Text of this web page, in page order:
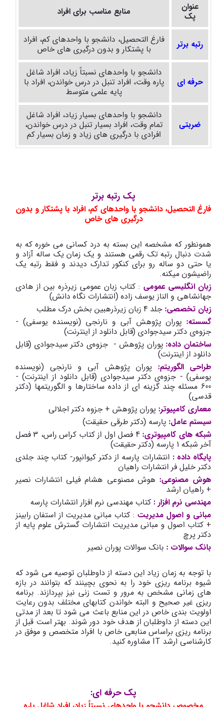
عنوان
پک
منابع مناسب برای افراد
رتبه برتر
فارغ التحصیل، دانشجو با واحدهای کم، افراد
با پشتکار و بدون درگیری های خاص
حرفه ای
دانشجو با واحدهای نسبتاً زیاد، افراد شاغل
پاره وقت، افراد تنبل در درس خواندن، افراد با
پایه علمی متوسط
ضربتی
دانشجو با واحدهای بسیار زیاد، افراد شاغل
تمام وقت، افراد بسیار تنبل در درس خواندن،
افرادی با درگیری های زیاد و زمان بسیار کم
پک رتبه برتر
فارغ التحصیل، دانشجو با واحدهای کم، افراد با پشتکار و بدون
درگیری های خاص
همونطور که مشخصه این بسته به درد کسانی می خوره که به
شدت دنبال رتبه تک رقمی هستند و یک زمان یک ساله آزاد و
یا حتی دو ساله رو برای کنکور تدارک دیدند و فقط رتبه یک
راضیشون میکنه.
زبان انگلیسی عمومی : کتاب زبان عمومی زیرذره بین از هادی
جهانشاهی و الناز یوسف زاده (انتشارات نگاه دانش)
زبان تخصصی: جلد 4 زبان زیرذرهبین بخش درک مطلب
گسسته: پوران پژوهش آبی و نارنجی (نویسنده یوسفی) -
جزوه‌ی دکتر سیدجوادی (قابل دانلود از اینترنت)
ساختمان داده: پوران پژوهش - جزوه‌ی دکتر سیدجوادی (قابل
دانلود از اینترنت)
طراحی الگوریتم: پوران پژوهش آبی و نارنجی (نویسنده
یوسفی) - جزوه‌ی دکتر سیدجوادی (قابل دانلود از اینترنت) -
600 مسئله چند گزینه ای از داده ساختارها و الگوریتم­ها (دکتر
قدسی)
معماری کامپیوتر: پوران پژوهش + جزوه دکتر اجلالی
سیستم عامل: پارسه (دکتر طرقی حقیقت)
شبکه­ های کامپیوتری:
4 فصل اول از کتاب کراس راس، 3 فصل
آخر شبکه 1 پارسه (دکتر حقیقت)
پایگاه داده : انتشارات پارسه از دکتر کیوانپور- کتاب چند جلدی
دکتر خلیل فر انتشارات راهیان
هوش مصنوعی: هوش مصنوعی هشام فیلی انتشارات نصیر
+ راهیان ارشد
مهندسی نرم افزار : کتاب مهندسی نرم افزار انتشارات پارسه
مبانی و اصول مدیریت : کتاب مبانی مدیریت از استفان رابینز
+ کتاب اصول و مبانی مدیریت انتشارات گسترش علوم پایه از
دکتر پرچ
بانک سوالات : بانک سوالات پوران نصیر
با توجه به زمان زیاد این دسته از داوطلبان توصیه می شود که
شیوه برنامه ریزی خود را به نحوی بچینند که بتوانند در بازه
های زمانی مشخص به مرور و تست زنی نیز بپردازند. برنامه
ریزی غیر صحیح و البته خواندن کتابهای مختلف بدون رعایت
اولویت بندی خاص در این منابع باعث می شود تا بعد از مدتی
این دسته از داوطلبان از هدف خود دور شوند. بهتر است قبل از
برنامه ریزی براساس منابعی خاص با افراد متخصص و موفق در
کارشناسی ارشد IT مشاوره کنید.
پک حرفه ای: